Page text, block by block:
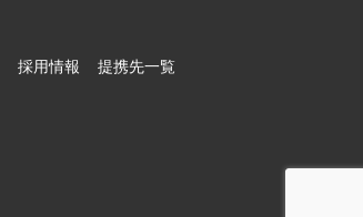
採用情報
提携先一覧